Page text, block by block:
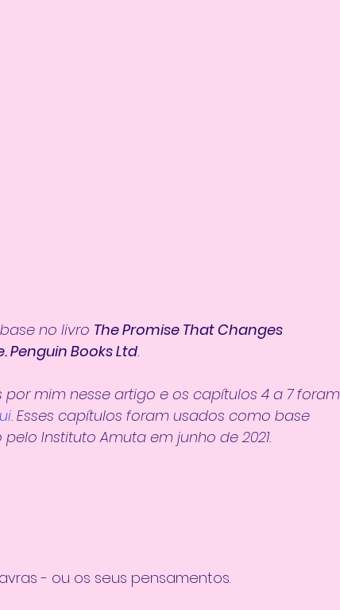
no livro The Promise That Changes
Penguin Books Ltd.
por mim nesse artigo e os capítulos 4 a 7 foram
. Esses capítulos foram usados como base
Instituto Amuta em junho de 2021.
- ou os seus pensamentos.